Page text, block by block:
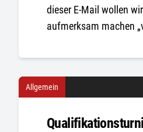
dieser E-Mail wollen
aufmerksam machen
Allgemein